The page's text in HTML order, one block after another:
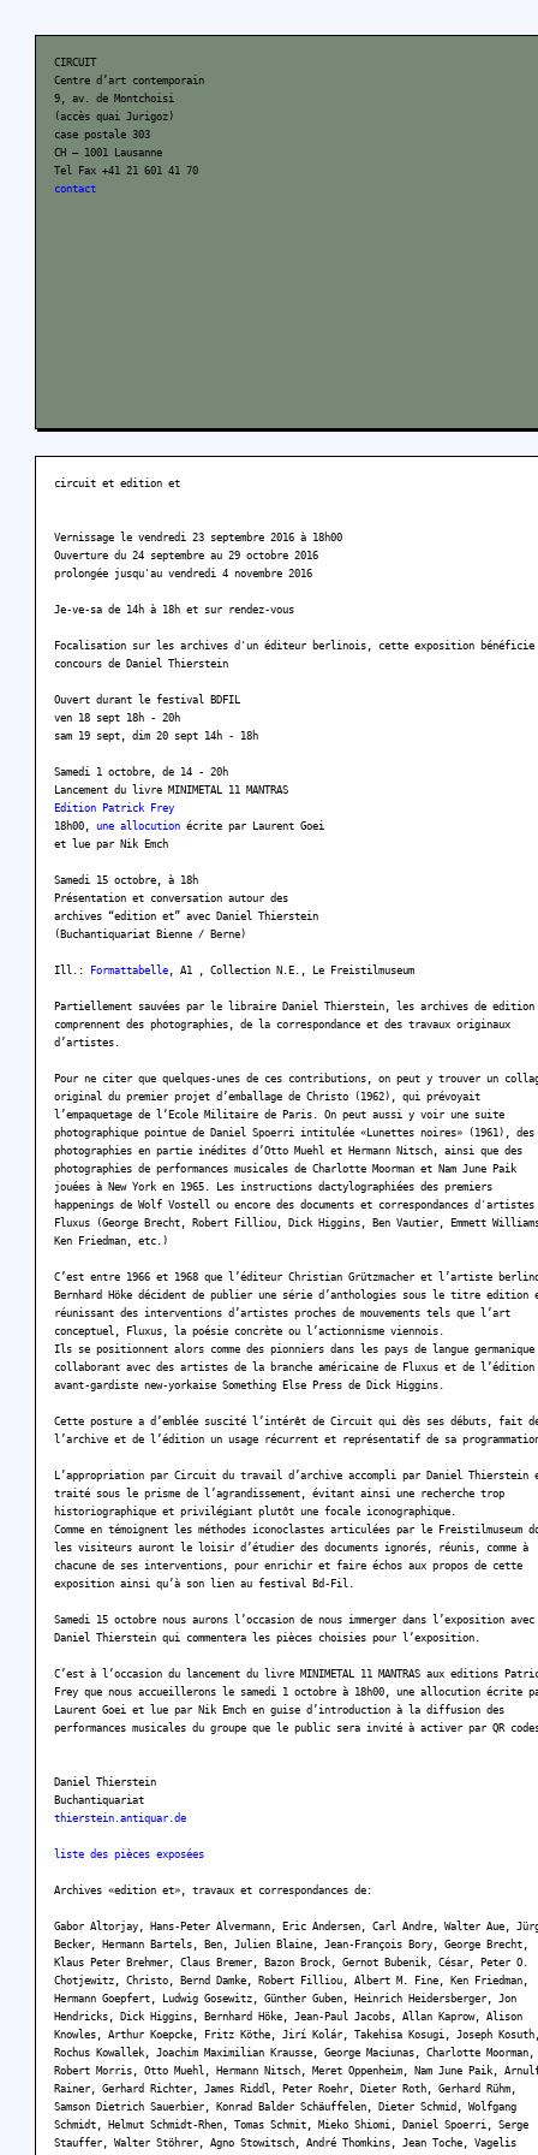
CIRCUIT
Centre d’art contemporain
9, av. de Montchoisi
(accès quai Jurigoz)
case postale 303
CH – 1001 Lausanne
Tel Fax +41 21 601 41 70
contact
circuit et edition et
Vernissage le vendredi 23 septembre 2016 à 18h00
Ouverture du 24 septembre au 29 octobre 2016
prolongée jusqu'au vendredi 4 novembre 2016
Je-ve-sa de 14h à 18h et sur rendez-vous
Focalisation sur les archives d'un éditeur berlinois, cette exposition bénéficie
concours de Daniel Thierstein
Ouvert durant le festival BDFIL
ven 18 sept 18h - 20h
sam 19 sept, dim 20 sept 14h - 18h
Samedi 1 octobre, de 14 - 20h
Lancement du livre MINIMETAL 11 MANTRAS
Edition Patrick Frey
18h00, une allocution écrite par Laurent Goei
et lue par Nik Emch
Samedi 15 octobre, à 18h
Présentation et conversation autour des
archives “edition et” avec Daniel Thierstein
(Buchantiquariat Bienne / Berne)
Ill.: Formattabelle , A1 , Collection N.E., Le Freistilmuseum
Partiellement sauvées par le libraire Daniel Thierstein, les archives de
comprennent des photographies, de la correspondance et des travaux originaux
d’artistes.
Pour ne citer que quelques-unes de ces contributions, on peut y trouver un
original du premier projet d’emballage de Christo (1962), qui prévoyait
l’empaquetage de l’Ecole Militaire de Paris. On peut aussi y voir une suite
photographique pointue de Daniel Spoerri intitulée «Lunettes noires» (1961), des
photographies en partie inédites d’Otto Muehl et Hermann Nitsch, ainsi que des
photographies de performances musicales de Charlotte Moorman et Nam June Paik
jouées à New York en 1965. Les instructions dactylographiées des premiers
happenings de Wolf Vostell ou encore des documents et correspondances d'artistes
Fluxus (George Brecht, Robert Filliou, Dick Higgins, Ben Vautier, Emmett
Ken Friedman, etc.)
C’est entre 1966 et 1968 que l’éditeur Christian Grützmacher et l’artiste
Bernhard Höke décident de publier une série d’anthologies sous le titre edition
réunissant des interventions d’artistes proches de mouvements tels que l’art
conceptuel, Fluxus, la poésie concrète ou l’actionnisme viennois.
Ils se positionnent alors comme des pionniers dans les pays de langue germanique
collaborant avec des artistes de la branche américaine de Fluxus et de l’édition
avant-gardiste new-yorkaise Something Else Press de Dick Higgins.
Cette posture a d’emblée suscité l’intérêt de Circuit qui dès ses débuts, fait
l’archive et de l’édition un usage récurrent et représentatif de sa
L’appropriation par Circuit du travail d’archive accompli par Daniel Thierstein
traité sous le prisme de l’agrandissement, évitant ainsi une recherche trop
historiographique et privilégiant plutôt une focale iconographique.
Comme en témoignent les méthodes iconoclastes articulées par le Freistilmuseum
les visiteurs auront le loisir d’étudier des documents ignorés, réunis, comme à
chacune de ses interventions, pour enrichir et faire échos aux propos de cette
exposition ainsi qu’à son lien au festival Bd-Fil.
Samedi 15 octobre nous aurons l’occasion de nous immerger dans l’exposition avec
Daniel Thierstein qui commentera les pièces choisies pour l’exposition.
C’est à l’occasion du lancement du livre MINIMETAL 11 MANTRAS aux editions
Frey que nous accueillerons le samedi 1 octobre à 18h00, une allocution écrite
Laurent Goei et lue par Nik Emch en guise d’introduction à la diffusion des
performances musicales du groupe que le public sera invité à activer par QR
Daniel Thierstein
Buchantiquariat
thierstein.antiquar.de
liste des pièces exposées
Archives «edition et», travaux et correspondances de:
Gabor Altorjay, Hans-Peter Alvermann, Eric Andersen, Carl Andre, Walter Aue,
Becker, Hermann Bartels, Ben, Julien Blaine, Jean-François Bory, George Brecht,
Klaus Peter Brehmer, Claus Bremer, Bazon Brock, Gernot Bubenik, César, Peter O.
Chotjewitz, Christo, Bernd Damke, Robert Filliou, Albert M. Fine, Ken Friedman,
Hermann Goepfert, Ludwig Gosewitz, Günther Guben, Heinrich Heidersberger, Jon
Hendricks, Dick Higgins, Bernhard Höke, Jean-Paul Jacobs, Allan Kaprow, Alison
Knowles, Arthur Koepcke, Fritz Köthe, Jirí Kolár, Takehisa Kosugi, Joseph
Rochus Kowallek, Joachim Maximilian Krausse, George Maciunas, Charlotte Moorman,
Robert Morris, Otto Muehl, Hermann Nitsch, Meret Oppenheim, Nam June Paik,
Rainer, Gerhard Richter, James Riddl, Peter Roehr, Dieter Roth, Gerhard Rühm,
Samson Dietrich Sauerbier, Konrad Balder Schäuffelen, Dieter Schmid, Wolfgang
Schmidt, Helmut Schmidt-Rhen, Tomas Schmit, Mieko Shiomi, Daniel Spoerri, Serge
Stauffer, Walter Stöhrer, Agno Stowitsch, André Thomkins, Jean Toche, Vagelis